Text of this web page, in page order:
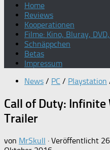
Home
Reviews
Kooperationen
Filme: Kino, Bluray,
Schnäppchen
Betas
Impressum
News / PC / Playstation
Call of Duty:
Trailer
von MrSkull · Veröffentlicht